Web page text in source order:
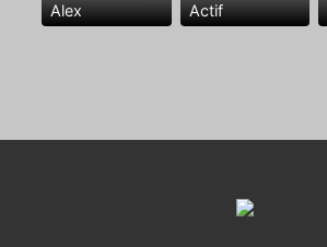
Alex Actif